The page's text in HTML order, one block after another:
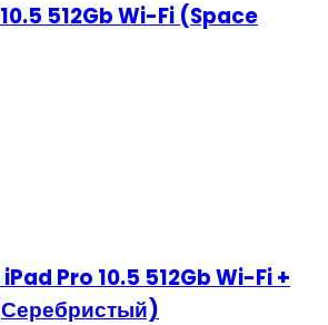
512Gb Wi-Fi (Space
Pro 10.5 512Gb Wi-Fi +